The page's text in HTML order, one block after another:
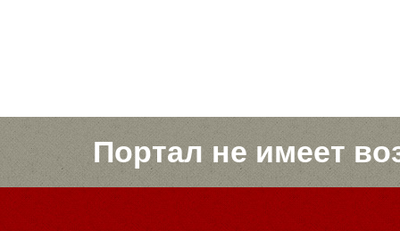
Портал не имеет